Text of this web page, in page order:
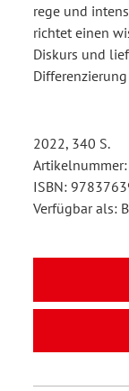
rege und
richtet einen
Diskurs und
2022, 340 S.
ISBN:
Verfügbar als: